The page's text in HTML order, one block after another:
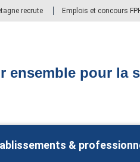
recrute Emplois et concours
ensemble pour la
&